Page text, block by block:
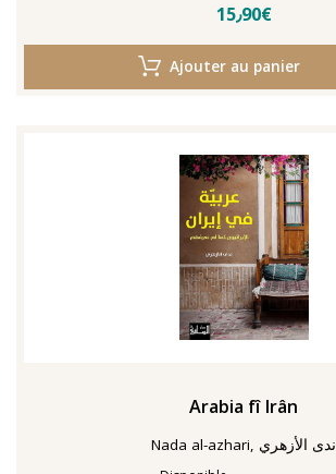
15٫90€
Ajouter au panier
Arabia fî Irân
Nada al-azhari, ندى الأزهري